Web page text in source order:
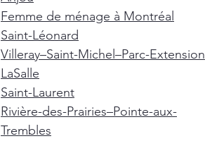
Femme de ménage à Montréal
Saint-Léonard
Villeray–Saint-Michel–Parc-Extension
LaSalle
Saint-Laurent
Rivière-des-Prairies–Pointe-aux-
Trembles